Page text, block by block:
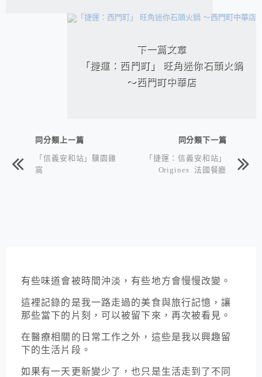
下一篇文章
「捷運：西門町」 旺角迷你石頭火鍋
～西門町中華店
同分類上一篇
「信義安和站」驥園雞
窩
同分類下一篇
「捷運：信義安和站」
Origines 法國餐廳
有些味道會被時間沖淡，有些地方會慢慢改變。
這裡記錄的是我一路走過的美食與旅行記憶，讓
那些當下的片刻，可以被留下來，再次被看見。
在醫療相關的日常工作之外，這些是我以興趣留
下的生活片段。
如果有一天更新變少了，也只是生活走到了不同